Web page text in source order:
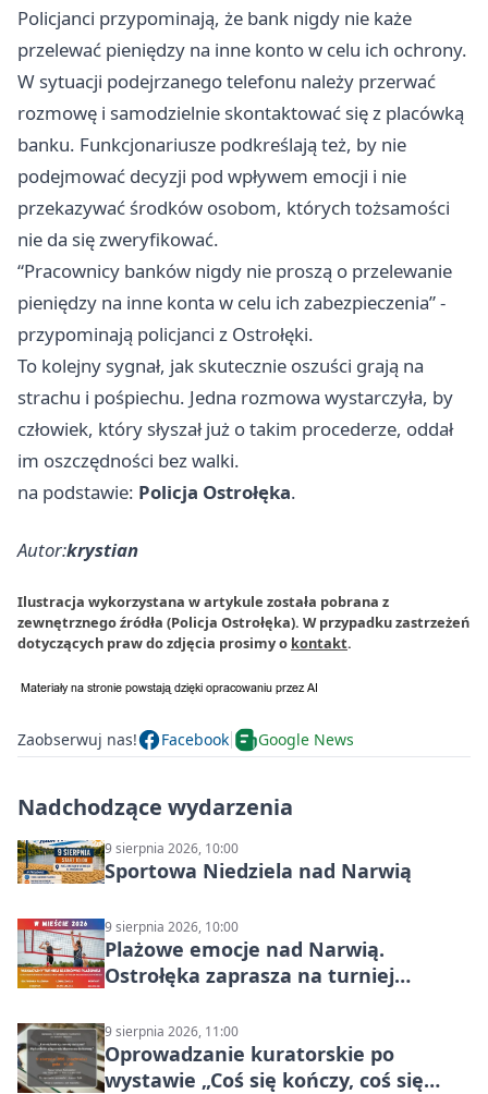
Policjanci przypominają, że bank nigdy nie każe
przelewać pieniędzy na inne konto w celu ich ochrony.
W sytuacji podejrzanego telefonu należy przerwać
rozmowę i samodzielnie skontaktować się z placówką
banku. Funkcjonariusze podkreślają też, by nie
podejmować decyzji pod wpływem emocji i nie
przekazywać środków osobom, których tożsamości
nie da się zweryfikować.
“Pracownicy banków nigdy nie proszą o przelewanie
pieniędzy na inne konta w celu ich zabezpieczenia” -
przypominają policjanci z Ostrołęki.
To kolejny sygnał, jak skutecznie oszuści grają na
strachu i pośpiechu. Jedna rozmowa wystarczyła, by
człowiek, który słyszał już o takim procederze, oddał
im oszczędności bez walki.
na podstawie: Policja Ostrołęka.
Autor:krystian
Ilustracja wykorzystana w artykule została pobrana z
zewnętrznego źródła (Policja Ostrołęka). W przypadku zastrzeżeń
dotyczących praw do zdjęcia prosimy o kontakt.
Zaobserwuj nas! Facebook Google News
Nadchodzące wydarzenia
9 sierpnia 2026, 10:00
Sportowa Niedziela nad Narwią
9 sierpnia 2026, 10:00
Plażowe emocje nad Narwią.
Ostrołęka zaprasza na turniej
9 sierpnia 2026, 11:00
Oprowadzanie kuratorskie po
wystawie „Coś się kończy, coś się